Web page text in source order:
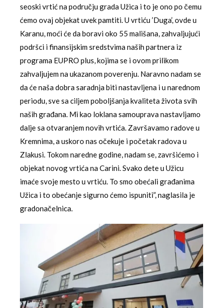
seoski vrtić na području grada Užica i to je ono po čemu
ćemo ovaj objekat uvek pamtiti. U vrtiću ’Duga’, ovde u
Karanu, moći će da boravi oko 55 mališana, zahvaljujući
podršci i finansijskim sredstvima naših partnera iz
programa EUPRO plus, kojima se i ovom prilikom
zahvaljujem na ukazanom poverenju. Naravno nadam se
da će naša dobra saradnja biti nastavljena i u narednom
periodu, sve sa ciljem poboljšanja kvaliteta života svih
naših građana. Mi kao loklana samouprava nastavljamo
dalje sa otvaranjem novih vrtića. Završavamo radove u
Kremnima, a uskoro nas očekuje i početak radova u
Zlakusi. Tokom naredne godine, nadam se, završićemo i
objekat novog vrtića na Carini. Svako dete u Užicu
imaće svoje mesto u vrtiću. To smo obećali građanima
Užica i to obećanje sigurno ćemo ispuniti”, naglasila je
gradonačelnica.